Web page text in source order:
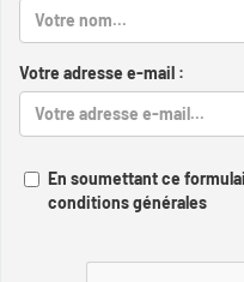
Votre adresse e-mail :
En soumettant ce
conditions générales